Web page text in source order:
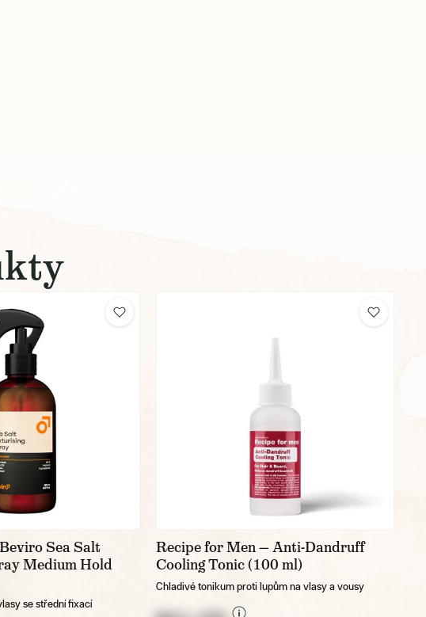
Beviro Sea Salt
Medium Hold
se střední fixací
Recipe for Men — Anti-Dandruff
Cooling Tonic (100 ml)
Chladivé tonikum proti lupům na vlasy a vousy